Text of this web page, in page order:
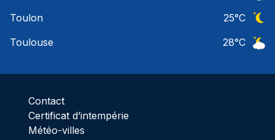
Toulon
25°C
Toulouse
28°C
Contact
Certificat d’intempérie
Météo-villes